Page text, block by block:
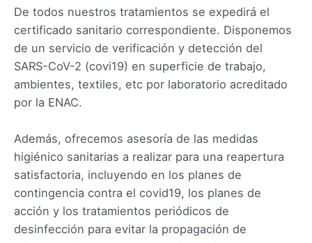
De todos nuestros tratamientos se expedirá el
certificado sanitario correspondiente. Disponemos
de un servicio de verificación y detección del
SARS-CoV-2 (covi19) en superficie de trabajo,
ambientes, textiles, etc por laboratorio acreditado
por la ENAC.
Además, ofrecemos asesoría de las medidas
higiénico sanitarias a realizar para una reapertura
satisfactoria, incluyendo en los planes de
contingencia contra el covid19, los planes de
acción y los tratamientos periódicos de
desinfección para evitar la propagación de